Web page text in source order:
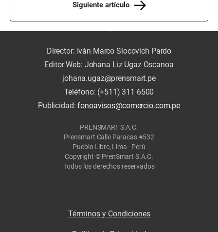
Siguiente artículo
Director: Iván Marco Slocovich Pardo
Editor Web: Johana Liz Ugaz Oscanoa
johana.ugaz@prensmart.pe
Teléfono: (+511) 311 6500
Publicidad:fonoavisos@comercio.com.pe
PRENSMART S.A.C.
Prensmart Calle Paracas #532
Pueblo Libre, Lima - Perú
Copyright © PrenSmart S.A.C.
Todos los derechos reservados
Términos y Condiciones